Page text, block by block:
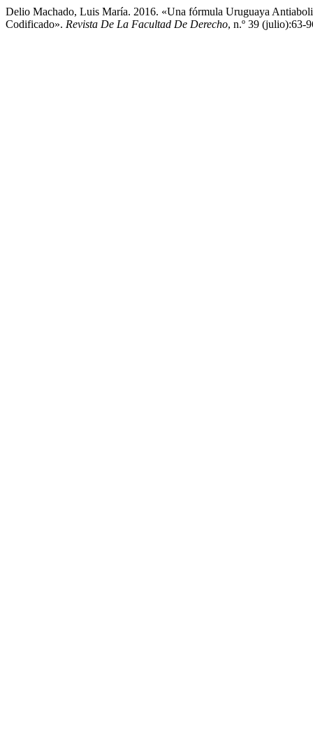
Delio Machado, Luis María. 2016. «Una fórmula Uruguaya
Codificado». Revista De La Facultad De Derecho, n.º 39 (julio):63-